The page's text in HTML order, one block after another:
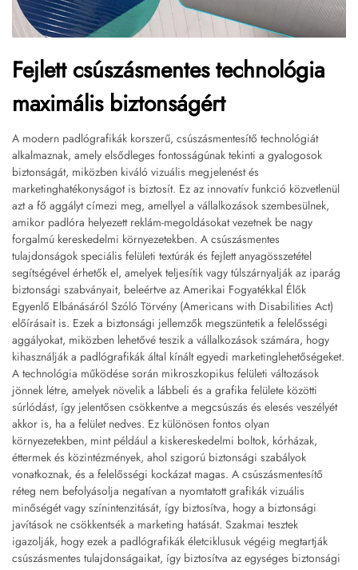
Fejlett csúszásmentes technológia
maximális biztonságért
A modern padlógrafikák korszerű, csúszásmentesítő technológiát
alkalmaznak, amely elsődleges fontosságúnak tekinti a gyalogosok
biztonságát, miközben kiváló vizuális megjelenést és
marketinghatékonyságot is biztosít. Ez az innovatív funkció közvetlenül
azt a fő aggályt címezi meg, amellyel a vállalkozások szembesülnek,
amikor padlóra helyezett reklám-megoldásokat vezetnek be nagy
forgalmú kereskedelmi környezetekben. A csúszásmentes
tulajdonságok speciális felületi textúrák és fejlett anyagösszetétel
segítségével érhetők el, amelyek teljesítik vagy túlszárnyalják az iparág
biztonsági szabványait, beleértve az Amerikai Fogyatékkal Élők
Egyenlő Elbánásáról Szóló Törvény (Americans with Disabilities Act)
előírásait is. Ezek a biztonsági jellemzők megszüntetik a felelősségi
aggályokat, miközben lehetővé teszik a vállalkozások számára, hogy
kihasználják a padlógrafikák által kínált egyedi marketinglehetőségeket.
A technológia működése során mikroszkopikus felületi változások
jönnek létre, amelyek növelik a lábbeli és a grafika felülete közötti
súrlódást, így jelentősen csökkentve a megcsúszás és elesés veszélyét
akkor is, ha a felület nedves. Ez különösen fontos olyan
környezetekben, mint például a kiskereskedelmi boltok, kórházak,
éttermek és közintézmények, ahol szigorú biztonsági szabályok
vonatkoznak, és a felelősségi kockázat magas. A csúszásmentesítő
réteg nem befolyásolja negatívan a nyomtatott grafikák vizuális
minőségét vagy színintenzitását, így biztosítva, hogy a biztonsági
javítások ne csökkentsék a marketing hatását. Szakmai tesztek
igazolják, hogy ezek a padlógrafikák életciklusuk végéig megtartják
csúszásmentes tulajdonságaikat, így biztosítva az egységes biztonsági